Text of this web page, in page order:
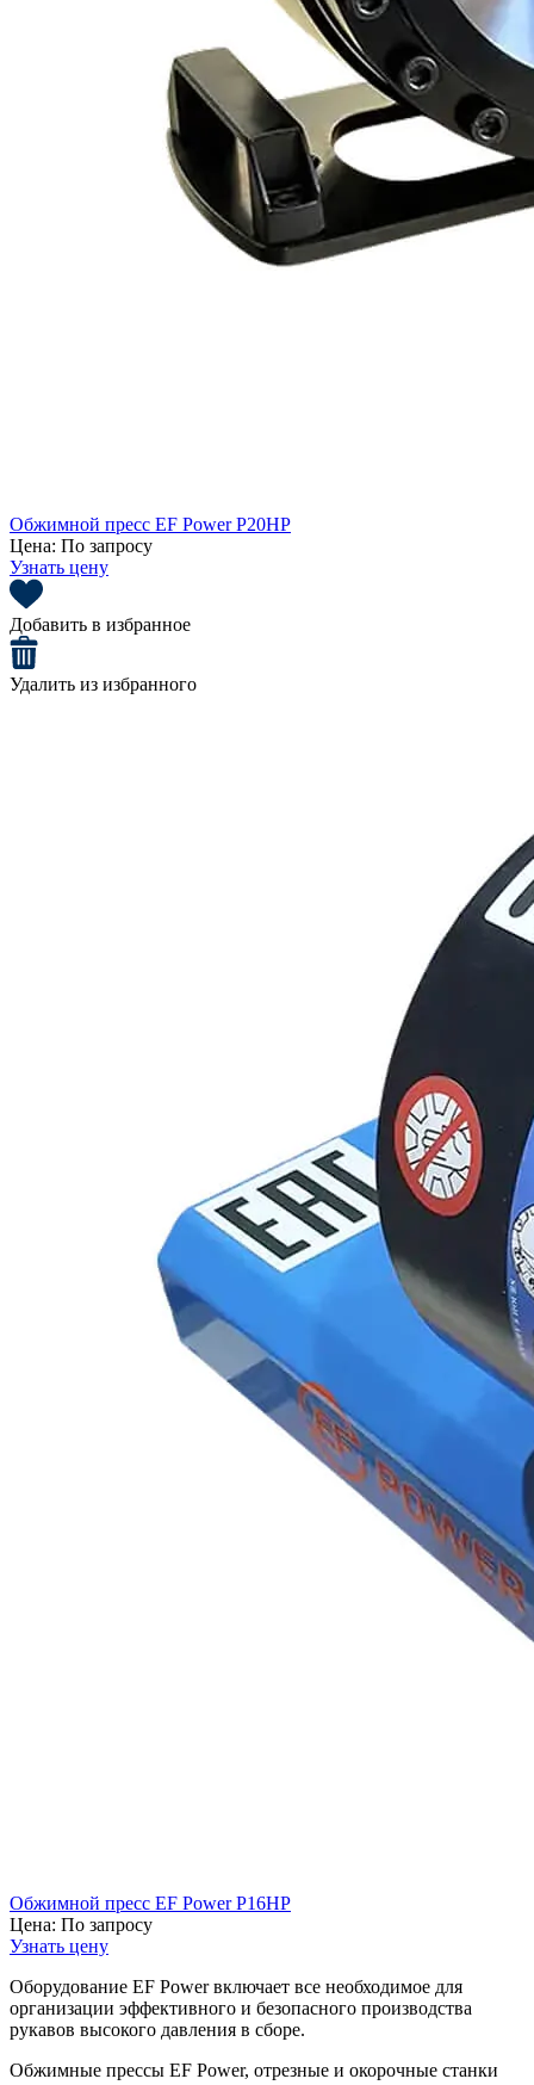
Обжимной пресс EF Power P20HP
Цена: По запросу
Узнать цену
Добавить в избранное
Удалить из избранного
Обжимной пресс EF Power P16HP
Цена: По запросу
Узнать цену
Оборудование EF Power включает все необходимое для
организации эффективного и безопасного производства
рукавов высокого давления в сборе.
Обжимные прессы EF Power, отрезные и окорочные станки